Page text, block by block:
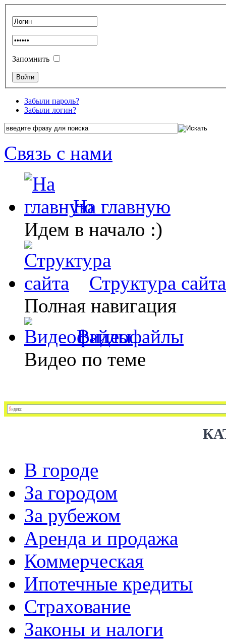
Запомнить
Забыли пароль?
Забыли логин?
Связь с нами
На главную
Идем в начало :)
Структура сайта
Полная навигация
Видеофайлы
Видео по теме
В городе
За городом
За рубежом
Аренда и продажа
Коммерческая
Ипотечные кредиты
Страхование
Законы и налоги